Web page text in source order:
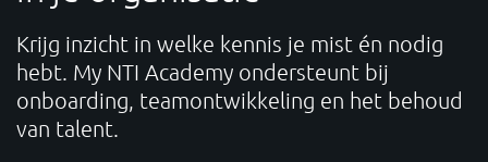
OVER ONS
CONTACT
en maakindustrie wanneer het jou uitkomt.